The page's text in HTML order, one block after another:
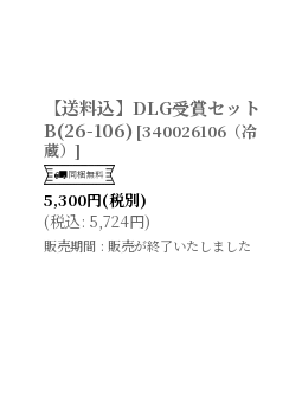
【送料込】DLG受賞セット
B(26-106) [340026106（冷
蔵） ]
5,300円(税別)
(税込: 5,724円)
販売期間 : 販売が終了いたしました